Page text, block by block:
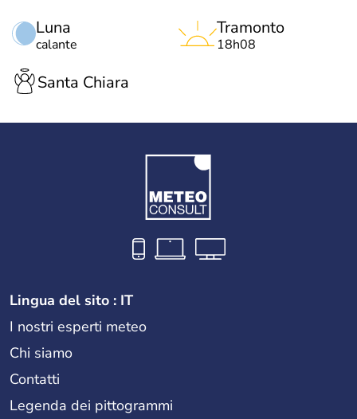
Luna
calante
Tramonto
18h08
Santa Chiara
Lingua del sito : IT
I nostri esperti meteo
Chi siamo
Contatti
Legenda dei pittogrammi